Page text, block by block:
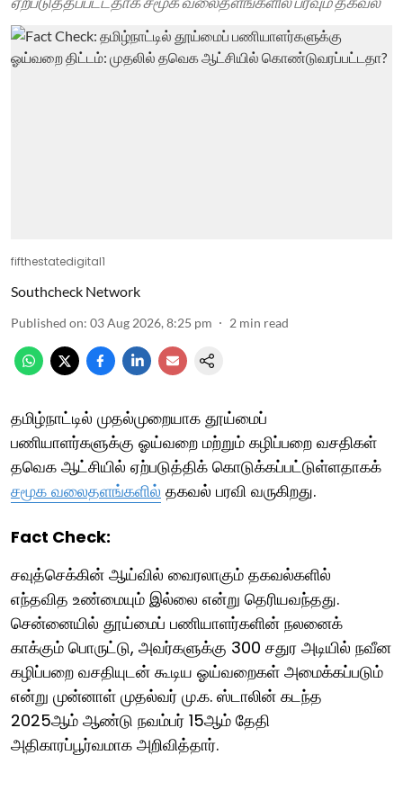
fifthestatedigital1
Southcheck Network
Published on: 03 Aug 2026, 8:25 pm 2 min read
தமிழ்நாட்டில் முதல்முறையாக தூய்மைப்
பணியாளர்களுக்கு ஓய்வறை மற்றும் கழிப்பறை வசதிகள்
தவெக ஆட்சியில் ஏற்படுத்திக் கொடுக்கப்பட்டுள்ளதாகக்
சமூக வலைதளங்களில் தகவல் பரவி வருகிறது.
Fact Check:
சவுத்செக்கின் ஆய்வில் வைரலாகும் தகவல்களில்
எந்தவித உண்மையும் இல்லை என்று தெரியவந்தது.
சென்னையில் தூய்மைப் பணியாளர்களின் நலனைக்
காக்கும் பொருட்டு, அவர்களுக்கு 300 சதுர அடியில் நவீன
கழிப்பறை வசதியுடன் கூடிய ஓய்வறைகள் அமைக்கப்படும்
என்று முன்னாள் முதல்வர் மு.க. ஸ்டாலின் கடந்த
2025ஆம் ஆண்டு நவம்பர் 15ஆம் தேதி
அதிகாரப்பூர்வமாக அறிவித்தார்.